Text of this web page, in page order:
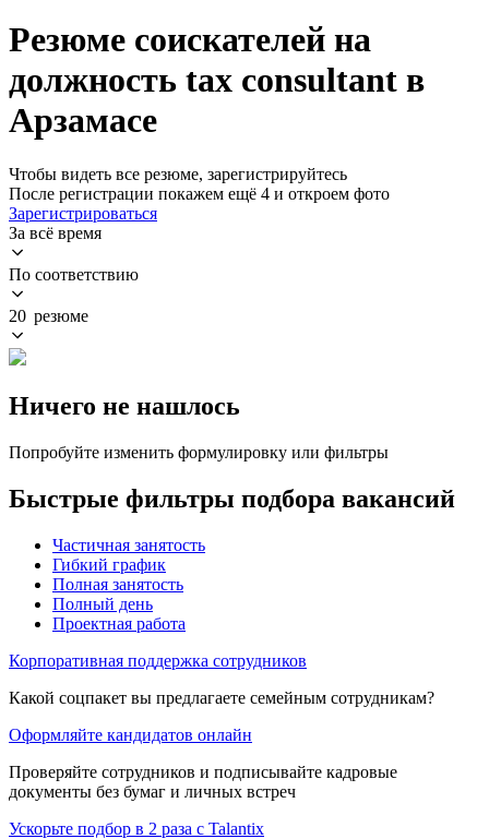
Резюме соискателей на
должность tax consultant в
Арзамасе
Чтобы видеть все резюме, зарегистрируйтесь
После регистрации покажем ещё 4 и откроем фото
Зарегистрироваться
За всё время
По соответствию
20 резюме
Ничего не нашлось
Попробуйте изменить формулировку или фильтры
Быстрые фильтры подбора вакансий
Частичная занятость
Гибкий график
Полная занятость
Полный день
Проектная работа
Корпоративная поддержка сотрудников
Какой соцпакет вы предлагаете семейным сотрудникам?
Оформляйте кандидатов онлайн
Проверяйте сотрудников и подписывайте кадровые
документы без бумаг и личных встреч
Ускорьте подбор в 2 раза с Talantix